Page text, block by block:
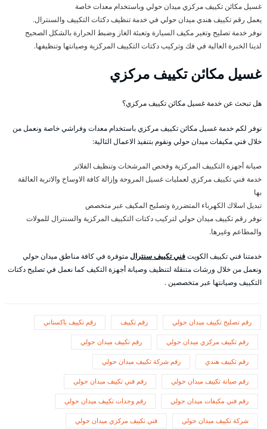
غسيل مكائن تكييف مركزي ميدان حولي وباستخدام معدات خاصة
يعمل رقم تكييف هندي ميدان حولي في خدمة تنظيف دكتات التكييف والسنترال.
نوفر خدمة تصليح وتغير مكيف السيارة وتعبئة الغاز وضبط الحرارة بالشكل الصحيح
لدينا الخبرة العالية في فك وتركيب دكتات التكييف المركزية وصيانتها وتنظيفها.
غسيل مكائن تكييف مركزي
هل تبحث عن خدمة غسيل مكائن تكييف مركزي؟
نوفر لكم خدمة غسيل مكائن تكييف مركزي باستخدام معدات وفراشي خاصة ونعمل من
خلال فني مكيفات ميدان حولي ونقوم بتنفيذ الاعمال التالية:
صيانة أجهزة التكييف المركزية وفحص المرشحات وتنظيف الفلاتر
خدمة فني تكييف مركزي لعمليات غسيل المروحة وإزالة كافة الاوساخ والاتربة العالقة
بها
تبديل اسلاك الكهرباء المتضررة وتصليح المكيف عبر متخصص
نوفر رقم تكييف ميدان حولي لتركيب دكتات التكييف المركزية والسنترال للمولات
والمطاعم وغيرها.
خدمتنا فني تكييف الكويتفني تكييف سنترالمتوفرة في كافة مناطق ميدان حولي
ونعمل من خلال ورشات متنقلة لتنظيف وصيانة أجهزة التكيف كما نعمل في تصليح دكتات
التكييف وصيانتها عبر متخصصين .
رقم تصليح تكييف ميدان حولي رقم تكييف رقم تكييف باكستاني
رقم تكييف مركزي ميدان حولي رقم تكييف ميدان حولي
رقم تكييف هندي رقم شركة تكييف ميدان حولي
رقم صيانة تكييف ميدان حولي رقم فني تكييف ميدان حولي
رقم فني مكيفات ميدان حولي رقم وحدات تكييف ميدان حولي
شركة تكييف ميدان حولي فني تكييف مركزي ميدان حولي